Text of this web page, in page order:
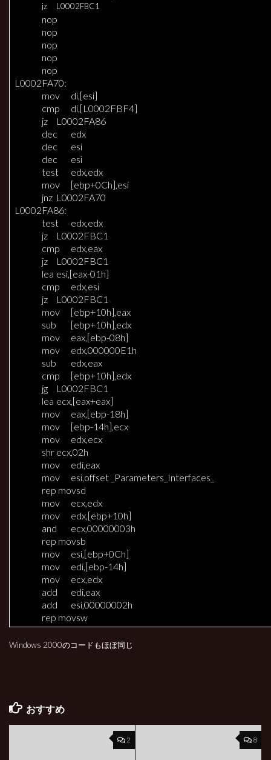
jz L0002FBC1
nop
nop
nop
nop
nop
L0002FA70:
mov
di,[esi]
cmp
di,[L0002FBF4]
jz
L0002FA86
dec
edx
dec
esi
dec
esi
test
edx,edx
mov
[ebp+0Ch],esi
jnz L0002FA70
L0002FA86:
test
edx,edx
jz
L0002FBC1
cmp
edx,eax
jz
L0002FBC1
lea esi,[eax-01h]
cmp
edx,esi
jz
L0002FBC1
mov
[ebp+10h],eax
sub
[ebp+10h],edx
mov
eax,[ebp-08h]
mov
edx,000000E1h
sub
edx,eax
cmp
[ebp+10h],edx
jg
L0002FBC1
lea ecx,[eax+eax]
mov
eax,[ebp-18h]
mov
[ebp-14h],ecx
mov
edx,ecx
shr ecx,02h
mov
edi,eax
mov
esi,offset _Parameters_Interfaces_
rep movsd
mov
ecx,edx
mov
edx,[ebp+10h]
and
ecx,00000003h
rep movsb
mov
esi,[ebp+0Ch]
mov
edi,[ebp-14h]
mov
ecx,edx
add
edi,eax
add
esi,00000002h
rep movsw
Windows 2000のコードもほぼ同じ
おすすめ
2 8